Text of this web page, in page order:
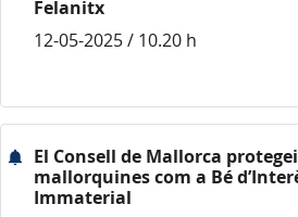
Felanitx
12-05-2025 / 10.20 h
El Consell de Mallorca
mallorquines com a Bé
Immaterial